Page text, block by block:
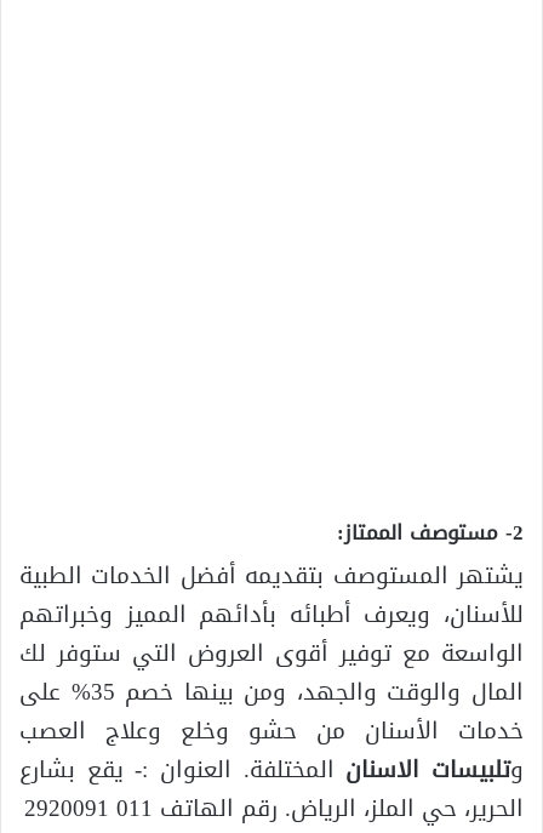
2- مستوصف الممتاز:
يشتهر المستوصف بتقديمه أفضل الخدمات الطبية
للأسنان، ويعرف أطبائه بأدائهم المميز وخبراتهم
الواسعة مع توفير أقوى العروض التي ستوفر لك
المال والوقت والجهد، ومن بينها خصم 35% على
خدمات الأسنان من حشو وخلع وعلاج العصب
وتلبيسات الاسنان المختلفة. العنوان :- يقع بشارع
الحرير، حي الملز، الرياض. رقم الهاتف 011 2920091